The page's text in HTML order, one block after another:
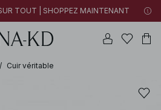
TOUT | SHOPPEZ MAINTENANT
/ Cuir véritable